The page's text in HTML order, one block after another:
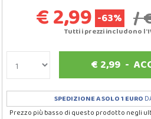
€ 2,99 -63% /
Tutti i prezzi includono
€ 2,99 -
SPEDIZIONE A SOLO 1 EURO
Prezzo più basso di questo prodotto negli